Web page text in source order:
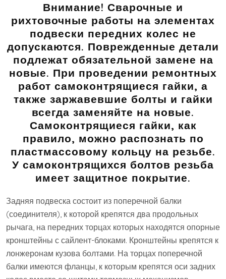
Внимание! Сварочные и
рихтовочные работы на элементах
подвески передних колес не
допускаются. Поврежденные детали
подлежат обязательной замене на
новые. При проведении ремонтных
работ самоконтрящиеся гайки, а
также заржавевшие болты и гайки
всегда заменяйте на новые.
Самоконтрящиеся гайки, как
правило, можно распознать по
пластмассовому кольцу на резьбе.
У самоконтрящихся болтов резьба
имеет защитное покрытие.
Задняя подвеска состоит из поперечной балки
(соединителя), к которой крепятся два продольных
рычага, на передних торцах которых находятся опорные
кронштейны с сайлент-блоками. Кронштейны крепятся к
лонжеронам кузова болтами. На торцах поперечной
балки имеются фланцы, к которым крепятся оси задних